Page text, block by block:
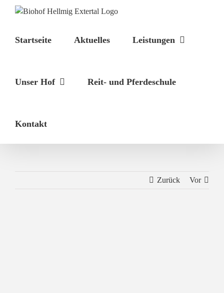
Startseite Aktuelles Leistungen
Unser Hof Reit- und Pferdeschule
Kontakt
Zurück Vor